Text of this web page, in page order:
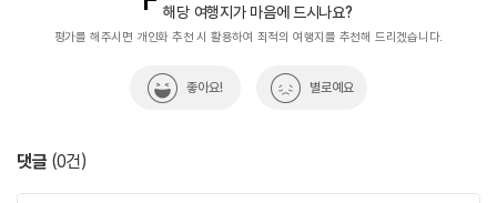
해당 여행지가 마음에 드시나요?
평가를 해주시면 개인화 추천 시 활용하여 최적의 여행지를 추천해 드리겠습니다.
좋아요! 별로예요
댓글 (0건)